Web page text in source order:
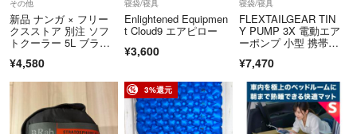
その他
新品 ナンガ × フリー
クスストア 別注 ソフ
トクーラー 5L ブラッ
¥4,580
寝袋/寝具
Enlightened Equipmen
t Cloud9 エアピロー
¥3,600
寝袋/寝具
FLEXTAILGEAR TIN
Y PUMP 3X 電動エア
ーポンプ 小型 携帯
圧 300L/分高速
¥7,470
3%還元